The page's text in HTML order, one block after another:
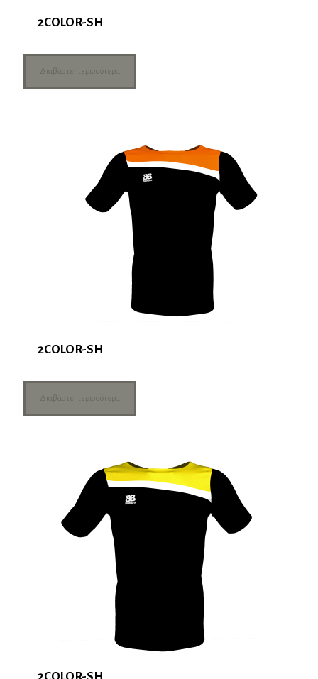
2COLOR-SH
Διαβάστε περισσότερα
2COLOR-SH
Διαβάστε περισσότερα